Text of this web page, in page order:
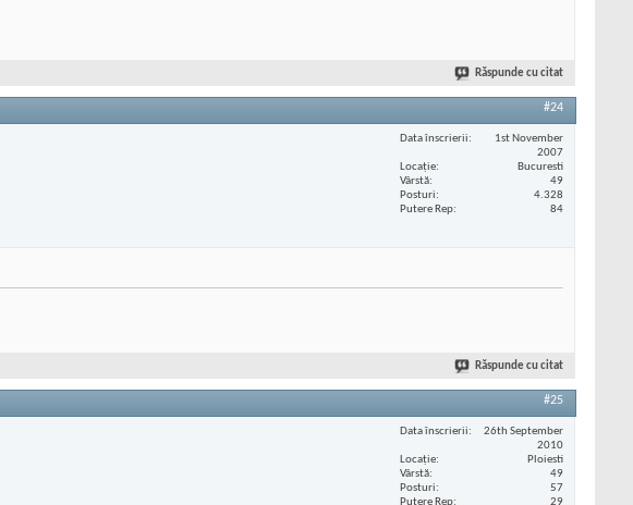
Răspunde cu citat
#24
Data înscrierii
1st November
2007
Locaţie
Bucuresti
Vârstă
49
Posturi
4.328
Putere Rep
84
Răspunde cu citat
#25
Data înscrierii
26th September
2010
Locaţie
Ploiesti
Vârstă
49
Posturi
57
Putere Rep
29